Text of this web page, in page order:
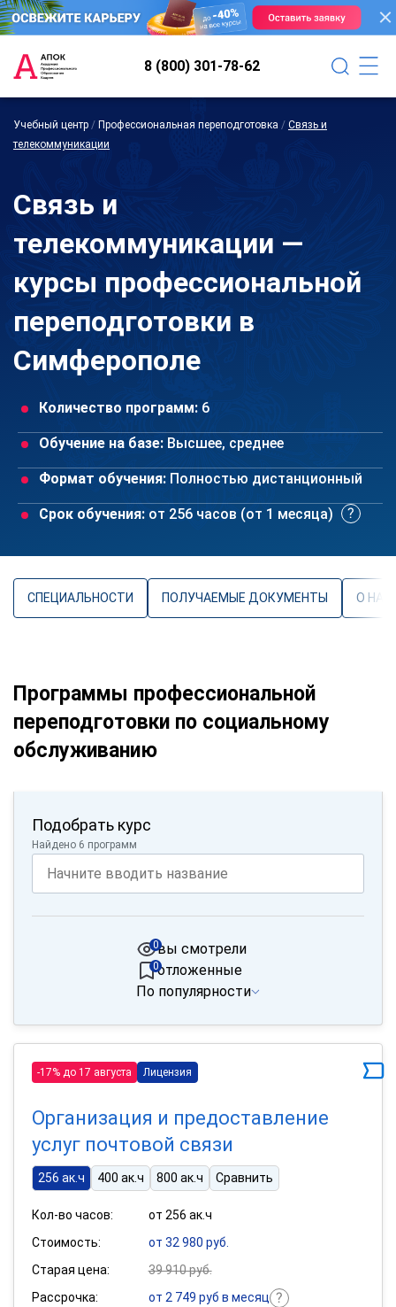
8 (800) 301-78-62
Учебный центр / Профессиональная переподготовка / Связь и
телекоммуникации
Связь и
телекоммуникации —
курсы профессиональной
переподготовки в
Симферополе
Количество программ: 6
Обучение на базе: Высшее, среднее
Формат обучения: Полностью дистанционный
Срок обучения: от 256 часов (от 1 месяца)
СПЕЦИАЛЬНОСТИ ПОЛУЧАЕМЫЕ ДОКУМЕНТЫ О
Программы профессиональной
переподготовки по социальному
обслуживанию
Подобрать курс
Найдено 6 программ
вы смотрели
0
отложенные
0
По популярности
-17% до 17 августа Лицензия
Организация и предоставление
услуг почтовой связи
256 ак.ч 400 ак.ч 800 ак.ч Сравнить
Кол-во часов:
от 256 ак.ч
Стоимость:
от 32 980 руб.
Старая цена:
39 910 руб.
Рассрочка:
от 2 749 руб в месяц